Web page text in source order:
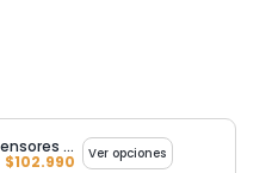
Alarma WIFI 4G Kit 9 Sensores Mag + 1 Sensor Mov
$102.990 Ver opciones